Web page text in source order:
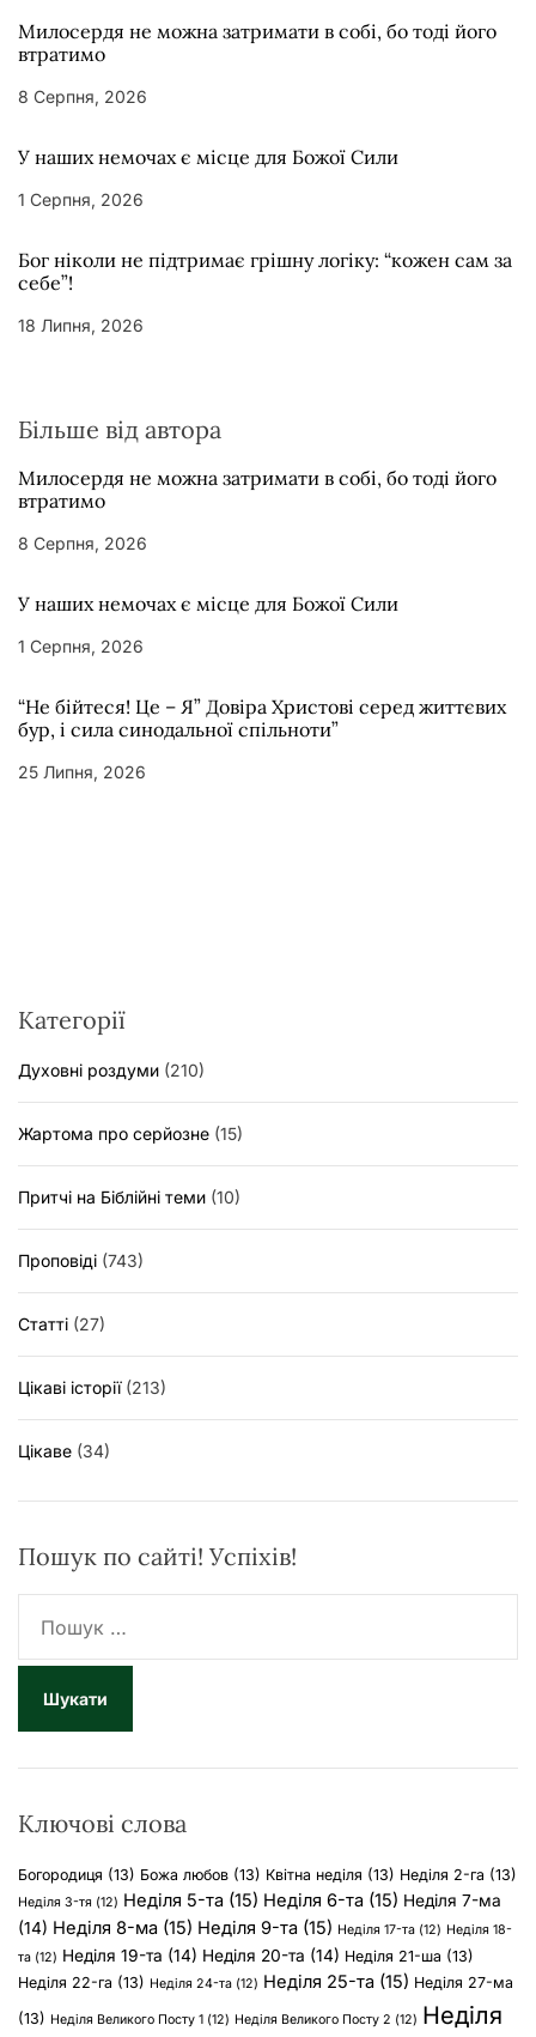
Милосердя не можна затримати в собі, бо тоді його
втратимо
8 Серпня, 2026
У наших немочах є місце для Божої Сили
1 Серпня, 2026
Бог ніколи не підтримає грішну логіку: “кожен сам за
себе”!
18 Липня, 2026
Більше від автора
Милосердя не можна затримати в собі, бо тоді його
втратимо
8 Серпня, 2026
У наших немочах є місце для Божої Сили
1 Серпня, 2026
“Не бійтеся! Це – Я” Довіра Христові серед життєвих
бур, і сила синодальної спільноти”
25 Липня, 2026
Категорії
Духовні роздуми (210)
Жартома про серйозне (15)
Притчі на Біблійні теми (10)
Проповіді (743)
Статті (27)
Цікаві історії(213)
Цікаве (34)
Пошук по сайті! Успіхів!
ш
к
Ключові слова
Богородиця (13) Божа любов (13) Квітна неділя (13) Неділя 2-га (13)
Неділя 3-тя (12) Неділя 5-та (15) Неділя 6-та (15) Неділя 7-ма
(14) Неділя 8-ма (15) Неділя 9-та (15) Неділя 17-та (12) Неділя 18-
та (12) Неділя 19-та (14) Неділя 20-та (14) Неділя 21-ша (13)
Неділя 22-га (13) Неділя 24-та (12) Неділя 25-та (15) Неділя 27-ма
(13) Неділя Великого Посту 1 (12) Неділя Великого Посту 2 (12) Неділя